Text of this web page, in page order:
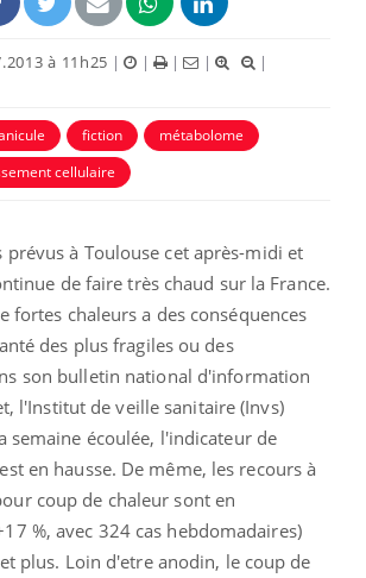
à 11h25 | | | |
|
fiction
métabolome
cellulaire
prévus à Toulouse cet après-midi et
de faire très chaud sur la France.
fortes chaleurs a des conséquences
des plus fragiles ou des
son bulletin national d'information
l'Institut de veille sanitaire (Invs)
semaine écoulée, l'indicateur de
en hausse. De même, les recours à
coup de chaleur sont en
%, avec 324 cas hebdomadaires)
plus. Loin d'etre anodin, le coup de